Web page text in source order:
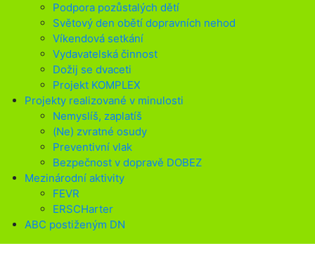
Podpora pozůstalých dětí
Světový den obětí dopravních nehod
Víkendová setkání
Vydavatelská činnost
Dožij se dvaceti
Projekt KOMPLEX
Projekty realizované v minulosti
Nemyslíš, zaplatíš
(Ne) zvratné osudy
Preventivní vlak
Bezpečnost v dopravě DOBEZ
Mezinárodní aktivity
FEVR
ERSCHarter
ABC postiženým DN